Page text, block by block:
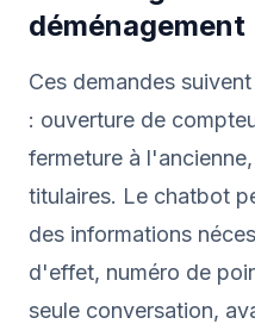
déménagement
Ces demandes
: ouverture de
fermeture à
titulaires. Le chatbot
des informations
d'effet, numéro de
seule conversation,